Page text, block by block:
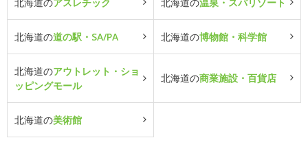
北海道の道の駅・SA/PA 北海道の博物館・科学館
北海道のアウトレット・ショ
ッピングモール
北海道の商業施設・百貨店
北海道の美術館